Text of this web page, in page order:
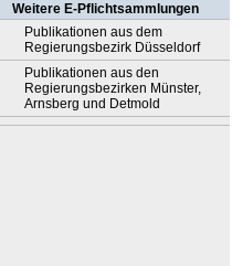
Weitere E-Pflichtsammlungen
Publikationen aus dem
Regierungsbezirk Düsseldorf
Publikationen aus den
Regierungsbezirken Münster,
Arnsberg und Detmold